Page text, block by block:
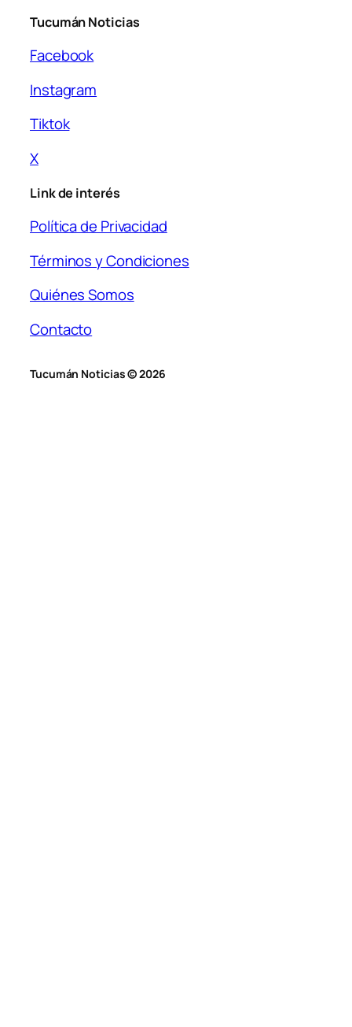
Tucumán Noticias
Facebook
Instagram
Tiktok
X
Link de interés
Política de Privacidad
Términos y Condiciones
Quiénes Somos
Contacto
Tucumán Noticias © 2026